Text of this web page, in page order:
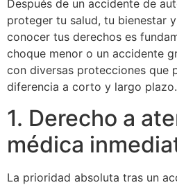
Después de un accidente de
proteger tu salud, tu bienestar
conocer tus derechos es
choque menor o un accidente
con diversas protecciones que
diferencia a corto y largo plazo.
1. Derecho a
médica
La prioridad absoluta tras un